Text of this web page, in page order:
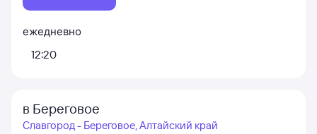
ежедневно
12:20
в Береговое
Славгород - Береговое, Алтайский край